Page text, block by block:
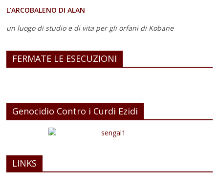
L’ARCOBALENO DI ALAN
un luogo di studio e di vita per gli orfani di Kobane
FERMATE LE ESECUZIONI
Genocidio Contro i Curdi Ezidi
LINKS